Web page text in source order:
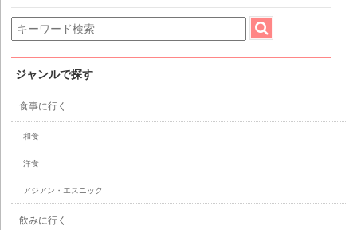
ジャンルで探す
食事に行く
和食
洋食
アジアン・エスニック
飲みに行く